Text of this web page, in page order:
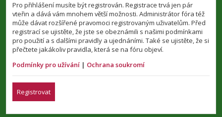
Pro přihlášení musíte být registrován. Registrace trvá jen pár
vteřin a dává vám mnohem větší možnosti. Administrátor fóra též
může dávat rozšířené pravomoci registrovaným uživatelům. Před
registrací se ujistěte, že jste se obeznámili s našimi podmínkami
pro použití a s dalšími pravidly a ujednáními. Také se ujistěte, že si
přečtete jakákoliv pravidla, která se na fóru objeví.
Podmínky pro užívání | Ochrana soukromí
Registrovat